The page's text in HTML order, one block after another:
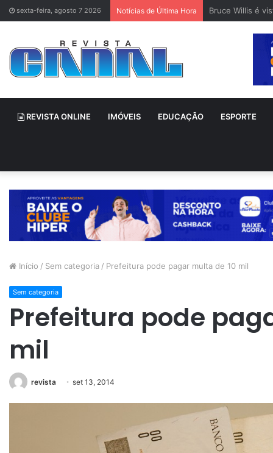
sexta-feira, agosto 7 2026 Notícias de Última Hora Bruce Willis é
REVISTA ONLINE IMÓVEIS EDUCAÇÃO ESPORTE
Início / Sem categoria / Prefeitura pode pagar multa de 10 mil
Sem categoria
Prefeitura pode
mil
revista set 13, 2014